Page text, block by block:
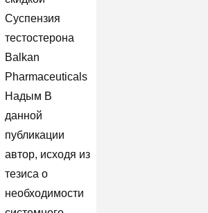
Суспензия
тестостерона
Balkan
Pharmaceuticals
Надым В
данной
публикации
автор, исходя из
тезиса о
необходимости